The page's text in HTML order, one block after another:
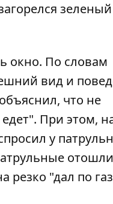
зеленый
окно. По словам
вид и
что не
При этом,
у
резко "дал по